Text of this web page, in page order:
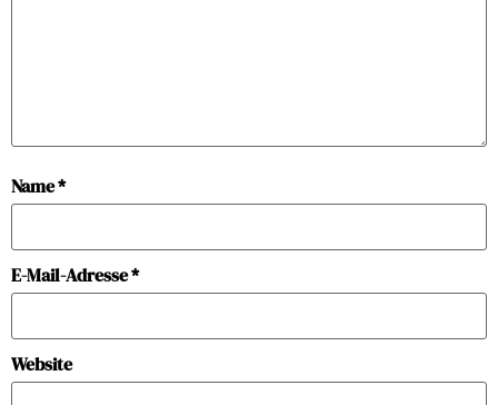
Name*
E-Mail-Adresse*
Website